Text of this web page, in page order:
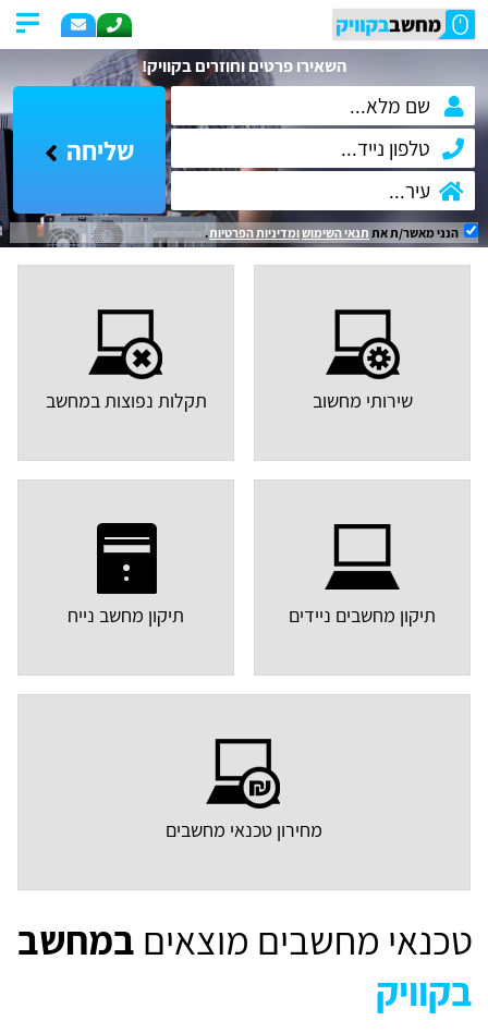
השאירו פרטים וחוזרים בקוויק!
שליחה
הנני מאשר/ת את תנאי השימושומדיניות הפרטיות.
שירותי מחשוב תקלות נפוצות במחשב
תיקון מחשבים ניידים תיקון מחשב נייח
מחירון טכנאי מחשבים
טכנאי מחשבים מוצאים במחשב
בקוויק